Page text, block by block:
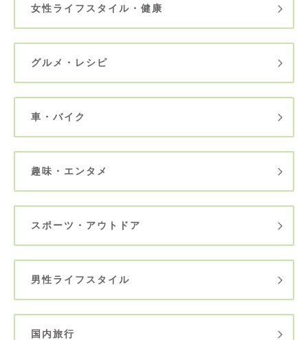
女性ライフスタイル・健康
グルメ・レシピ
車・バイク
趣味・エンタメ
スポーツ・アウトドア
男性ライフスタイル
国内旅行